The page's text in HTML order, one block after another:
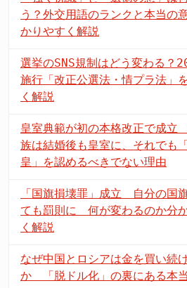
う？外交用語のランクと本当の
かりやすく解説
選挙のSNS規制はどう変わる？
施行「改正公選法・情プラ法」
く解説
皇室典範が初の本格改正で成立
族は結婚後も皇室に、それでも
皇」を認めるべきでない理由
「国旗損壊罪」成立 自分の国
ても罰則に 何が変わるのか分
く解説
なぜ中国とロシアは金を買い続
か 「脱ドル化」の裏にある本